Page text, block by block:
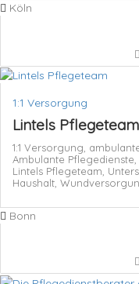
Köln
1:1 Versorgung
Lintels Pflegeteam
1:1 Versorgung,
Ambulante Pflegedienste,
Lintels Pflegeteam,
Haushalt,
Bonn